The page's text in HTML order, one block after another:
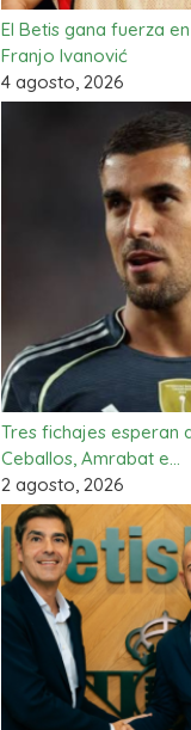
El Betis gana fuerza
Franjo Ivanović
4 agosto, 2026
Tres fichajes esperan
Ceballos, Amrabat e…
2 agosto, 2026